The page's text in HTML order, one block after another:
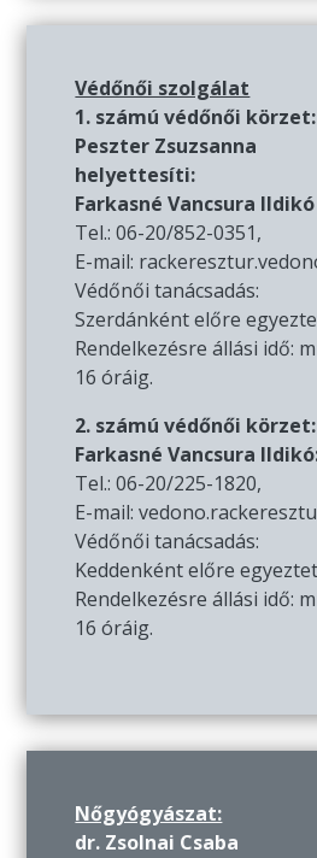
Védőnői szolgálat
1. számú védőnői körzet:
Peszter Zsuzsanna
helyettesíti:
Farkasné Vancsura Ildikó
Tel.: 06-20/852-0351,
E-mail:
Védőnői tanácsadás:
Szerdánként előre
Rendelkezésre állási idő:
16 óráig.
2. számú védőnői körzet:
Farkasné Vancsura
Tel.: 06-20/225-1820,
E-mail:
Védőnői tanácsadás:
Keddenként előre
Rendelkezésre állási idő:
16 óráig.
Nőgyógyászat:
dr. Zsolnai Csaba